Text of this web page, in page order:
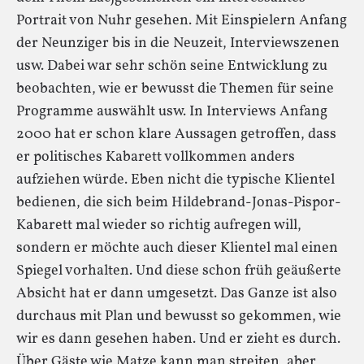
Portrait von Nuhr gesehen. Mit Einspielern Anfang
der Neunziger bis in die Neuzeit, Interviewszenen
usw. Dabei war sehr schön seine Entwicklung zu
beobachten, wie er bewusst die Themen für seine
Programme auswählt usw. In Interviews Anfang
2000 hat er schon klare Aussagen getroffen, dass
er politisches Kabarett vollkommen anders
aufziehen würde. Eben nicht die typische Klientel
bedienen, die sich beim Hildebrand-Jonas-Pispor-
Kabarett mal wieder so richtig aufregen will,
sondern er möchte auch dieser Klientel mal einen
Spiegel vorhalten. Und diese schon früh geäußerte
Absicht hat er dann umgesetzt. Das Ganze ist also
durchaus mit Plan und bewusst so gekommen, wie
wir es dann gesehen haben. Und er zieht es durch.